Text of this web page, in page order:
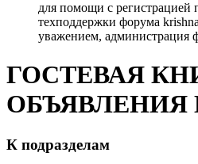
для помощи с регистрацией
техподдержки форума
уважением, администрация
ГОСТЕВАЯ
ОБЪЯВЛЕНИЯ
К подразделам